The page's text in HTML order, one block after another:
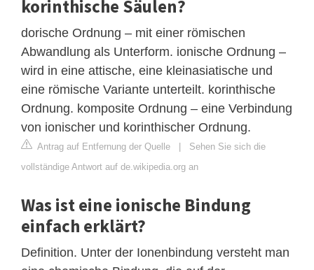
korinthische Säulen?
dorische Ordnung – mit einer römischen
Abwandlung als Unterform. ionische Ordnung –
wird in eine attische, eine kleinasiatische und
eine römische Variante unterteilt. korinthische
Ordnung. komposite Ordnung – eine Verbindung
von ionischer und korinthischer Ordnung.
Antrag auf Entfernung der Quelle | Sehen Sie sich die
vollständige Antwort auf de.wikipedia.org an
Was ist eine ionische Bindung
einfach erklärt?
Definition. Unter der Ionenbindung versteht man